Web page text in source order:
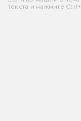
текста и нажмите